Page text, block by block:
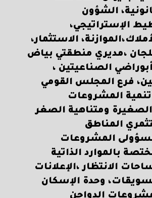
الشؤون
الإستراتيجي،
الاستثمار،
،مديري منطقتي بياض
الصناعيتين ،
فرع المجلس القومي
تنمية المشروعات
ومتناهية الصغر
المناطق
المشروعات
بالموارد الذاتية
الانتظار ،الإعلانات
وحدة الإسكان